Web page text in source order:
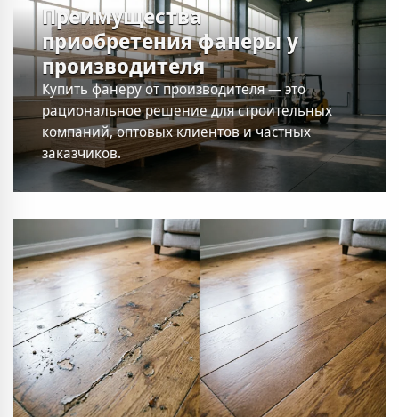
Преимущества
приобретения фанеры у
производителя
Купить фанеру от производителя — это
рациональное решение для строительных
компаний, оптовых клиентов и частных
заказчиков.
— 77